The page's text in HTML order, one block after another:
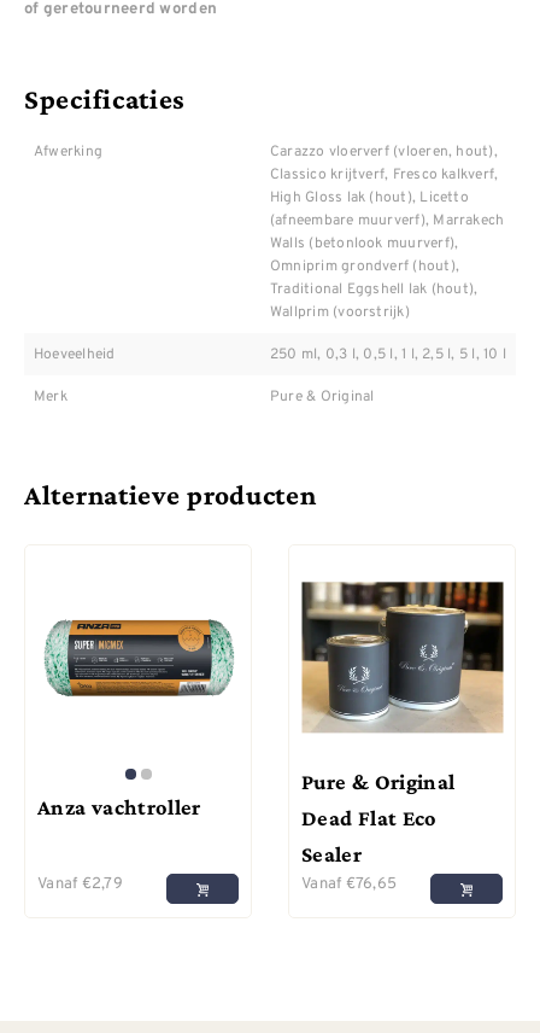
of geretourneerd worden
Specificaties
Afwerking
Carazzo vloerverf (vloeren, hout),
Classico krijtverf, Fresco kalkverf,
High Gloss lak (hout), Licetto
(afneembare muurverf), Marrakech
Walls (betonlook muurverf),
Omniprim grondverf (hout),
Traditional Eggshell lak (hout),
Wallprim (voorstrijk)
Hoeveelheid 250 ml, 0,3 l, 0,5 l, 1 l, 2,5 l, 5 l, 10 l
Merk Pure & Original
Alternatieve producten
Anza vachtroller
Vanaf €2,79
Pure & Original
Dead Flat Eco
Sealer
Vanaf €76,65